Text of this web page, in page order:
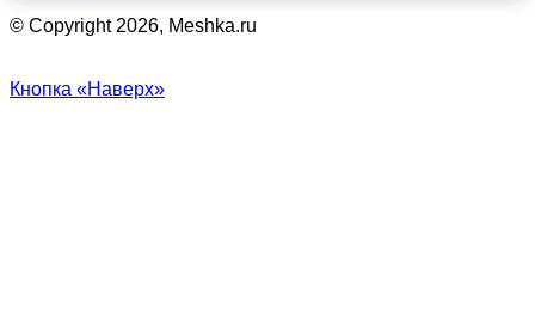
© Copyright 2026, Meshka.ru
Кнопка «Наверх»